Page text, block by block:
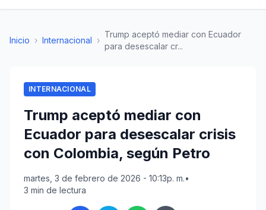
Inicio › Internacional ›
Trump aceptó mediar con Ecuador
para desescalar cr...
INTERNACIONAL
Trump aceptó mediar con
Ecuador para desescalar crisis
con Colombia, según Petro
martes, 3 de febrero de 2026 - 10:13p. m.•
3 min de lectura